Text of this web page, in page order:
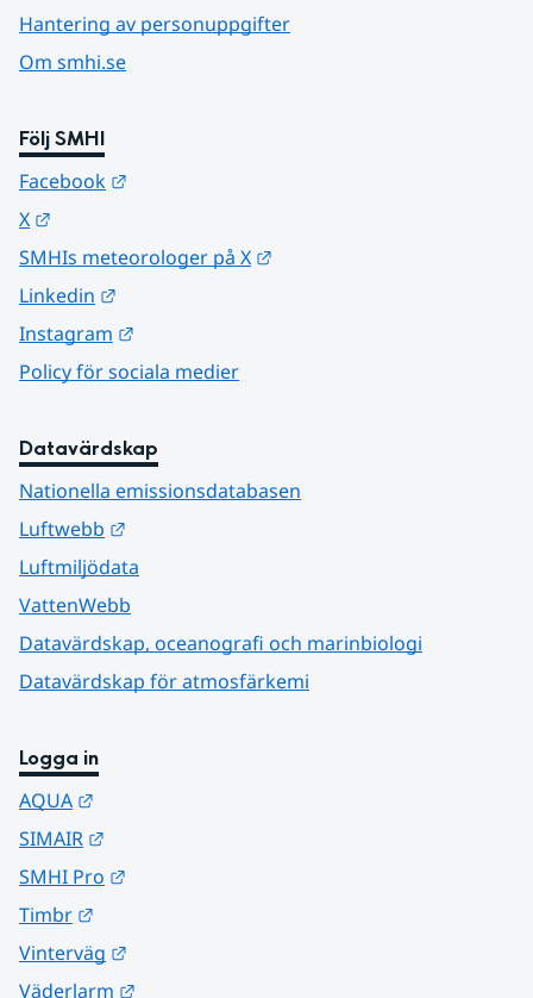
Hantering av personuppgifter
Om smhi.se
Följ SMHI
Facebook
X
SMHIs meteorologer på X
Linkedin
Instagram
Policy för sociala medier
Datavärdskap
Nationella emissionsdatabasen
Luftwebb
Luftmiljödata
VattenWebb
Datavärdskap, oceanografi och marinbiologi
Datavärdskap för atmosfärkemi
Logga in
AQUA
SIMAIR
SMHI Pro
Timbr
Vinterväg
Väderlarm